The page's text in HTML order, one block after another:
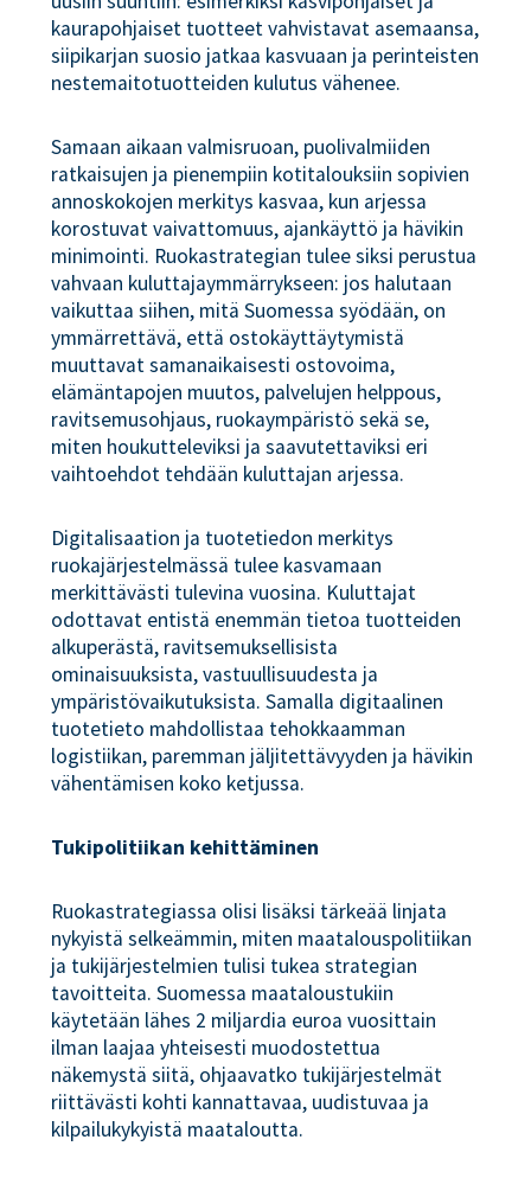
kaurapohjaiset tuotteet vahvistavat asemaansa,
siipikarjan suosio jatkaa kasvuaan ja perinteisten
nestemaitotuotteiden kulutus vähenee.
Samaan aikaan valmisruoan, puolivalmiiden
ratkaisujen ja pienempiin kotitalouksiin sopivien
annoskokojen merkitys kasvaa, kun arjessa
korostuvat vaivattomuus, ajankäyttö ja hävikin
minimointi. Ruokastrategian tulee siksi perustua
vahvaan kuluttajaymmärrykseen: jos halutaan
vaikuttaa siihen, mitä Suomessa syödään, on
ymmärrettävä, että ostokäyttäytymistä
muuttavat samanaikaisesti ostovoima,
elämäntapojen muutos, palvelujen helppous,
ravitsemusohjaus, ruokaympäristö sekä se,
miten houkutteleviksi ja saavutettaviksi eri
vaihtoehdot tehdään kuluttajan arjessa.
Digitalisaation ja tuotetiedon merkitys
ruokajärjestelmässä tulee kasvamaan
merkittävästi tulevina vuosina. Kuluttajat
odottavat entistä enemmän tietoa tuotteiden
alkuperästä, ravitsemuksellisista
ominaisuuksista, vastuullisuudesta ja
ympäristövaikutuksista. Samalla digitaalinen
tuotetieto mahdollistaa tehokkaamman
logistiikan, paremman jäljitettävyyden ja hävikin
vähentämisen koko ketjussa.
Tukipolitiikan kehittäminen
Ruokastrategiassa olisi lisäksi tärkeää linjata
nykyistä selkeämmin, miten maatalouspolitiikan
ja tukijärjestelmien tulisi tukea strategian
tavoitteita. Suomessa maataloustukiin
käytetään lähes 2 miljardia euroa vuosittain
ilman laajaa yhteisesti muodostettua
näkemystä siitä, ohjaavatko tukijärjestelmät
riittävästi kohti kannattavaa, uudistuvaa ja
kilpailukykyistä maataloutta.